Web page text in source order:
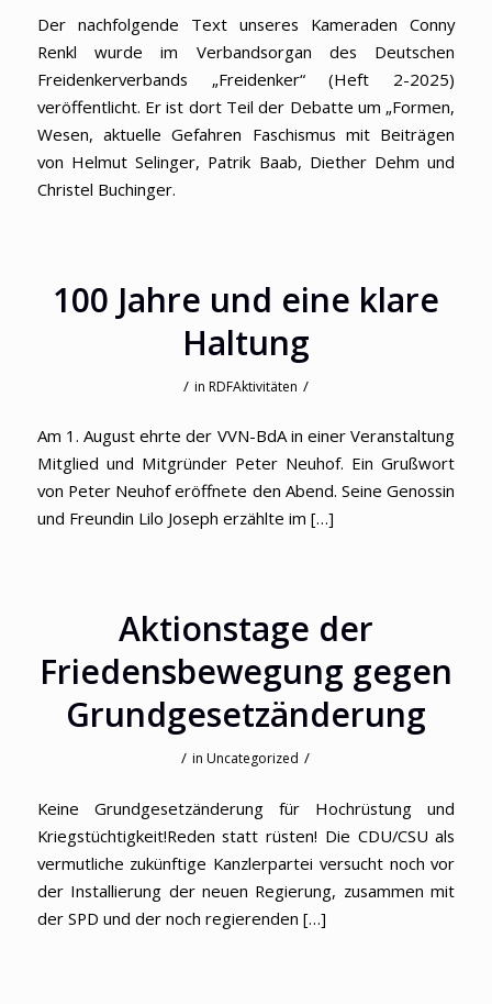
Der nachfolgende Text unseres Kameraden Conny
Renkl wurde im Verbandsorgan des Deutschen
Freidenkerverbands „Freidenker“ (Heft 2-2025)
veröffentlicht. Er ist dort Teil der Debatte um „Formen,
Wesen, aktuelle Gefahren Faschismus mit Beiträgen
von Helmut Selinger, Patrik Baab, Diether Dehm und
Christel Buchinger.
100 Jahre und eine klare
Haltung
/ in RDFAktivitäten /
Am 1. August ehrte der VVN-BdA in einer Veranstaltung
Mitglied und Mitgründer Peter Neuhof. Ein Grußwort
von Peter Neuhof eröffnete den Abend. Seine Genossin
und Freundin Lilo Joseph erzählte im […]
Aktionstage der
Friedensbewegung gegen
Grundgesetzänderung
/ inUncategorized /
Keine Grundgesetzänderung für Hochrüstung und
Kriegstüchtigkeit!Reden statt rüsten! Die CDU/CSU als
vermutliche zukünftige Kanzlerpartei versucht noch vor
der Installierung der neuen Regierung, zusammen mit
der SPD und der noch regierenden […]